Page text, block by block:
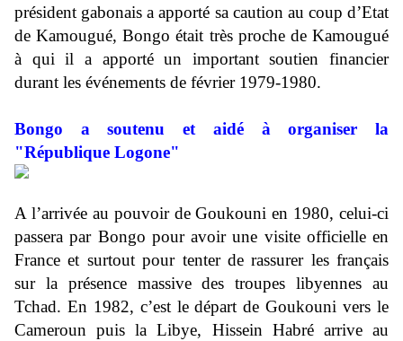
président gabonais a apporté sa caution au coup d’Etat
de Kamougué, Bongo était très proche de Kamougué
à qui il a apporté un important soutien financier
durant les événements de février 1979-1980.
Bongo a soutenu et aidé à organiser la
"République Logone"
A l’arrivée au pouvoir de Goukouni en 1980, celui-ci
passera par Bongo pour avoir une visite officielle en
France et surtout pour tenter de rassurer les français
sur la présence massive des troupes libyennes au
Tchad. En 1982, c’est le départ de Goukouni vers le
Cameroun puis la Libye, Hissein Habré arrive au